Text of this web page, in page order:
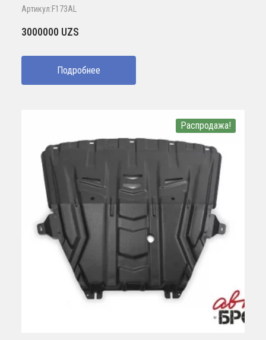
Артикул:F173AL
3000000 UZS
Подробнее
Распродажа!